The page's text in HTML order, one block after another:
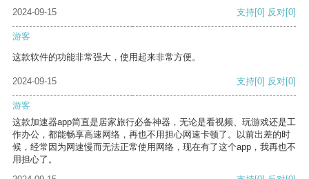
2024-09-15
支持[0] 反对[0]
游客
这款软件的功能非常强大，使用起来非常方便。
2024-09-15 支持[0] 反对[0]
游客
这款加速器app简直是居家旅行必备神器，无论是看视频、玩游戏还是工
作办公，都能畅享高速网络，再也不用担心网速卡顿了。以前出差的时
候，经常因为网速慢而无法正常使用网络，现在有了这个app，我再也不
用担心了。